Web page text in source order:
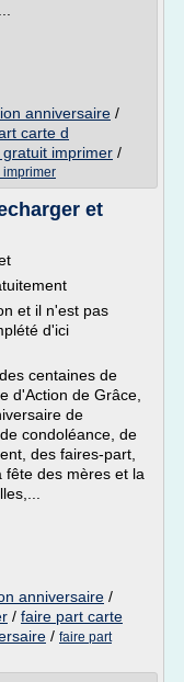
anniversaire /
carte d
imprimer /
imprimer
et
et il n'est pas
d'ici
centaines de
d'Action de Grâce,
de
condoléance, de
des faires-part,
fête des mères et la
anniversaire /
/ faire part carte
/ faire part